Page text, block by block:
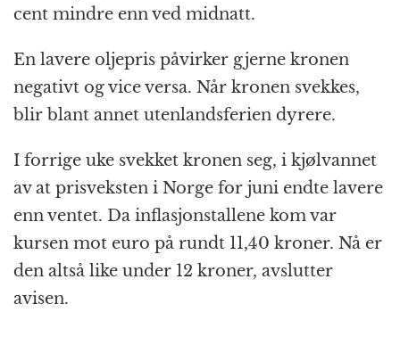
cent mindre enn ved midnatt.
En lavere oljepris påvirker gjerne kronen
negativt og vice versa. Når kronen svekkes,
blir blant annet utenlandsferien dyrere.
I forrige uke svekket kronen seg, i kjølvannet
av at prisveksten i Norge for juni endte lavere
enn ventet. Da inflasjonstallene kom var
kursen mot euro på rundt 11,40 kroner. Nå er
den altså like under 12 kroner, avslutter
avisen.